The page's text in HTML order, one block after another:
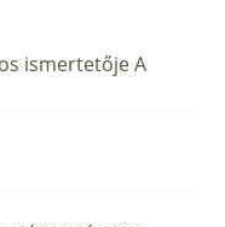
ismertetője A